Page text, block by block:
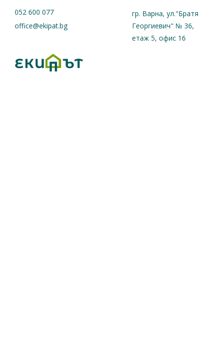
052 600 077
office@ekipat.bg
гр. Варна, ул."Братя
Георгиевич" № 36,
етаж 5, офис 16